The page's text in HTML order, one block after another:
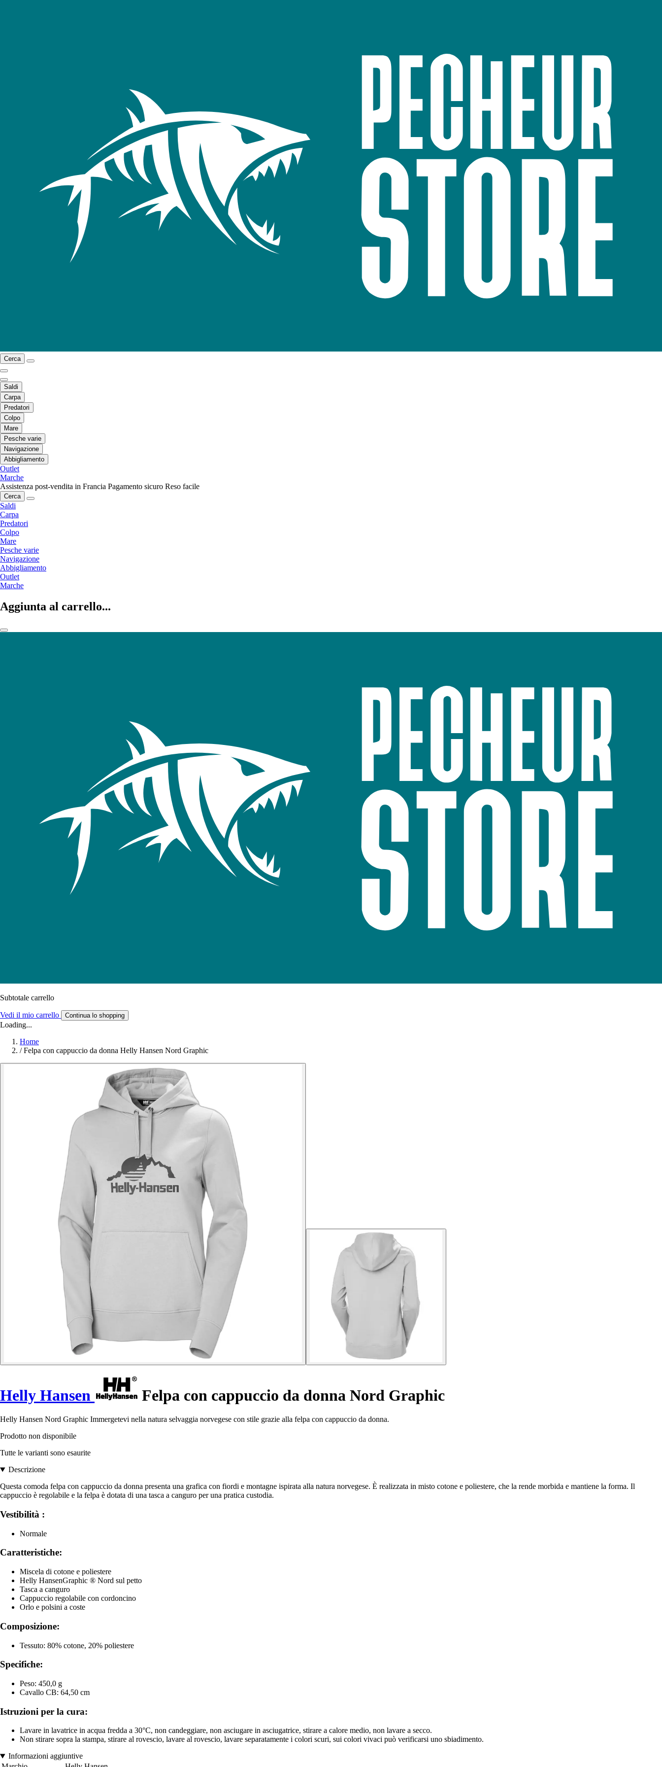
Cerca
Saldi
Carpa
Predatori
Colpo
Mare
Pesche varie
Navigazione
Abbigliamento
Outlet
Marche
Assistenza post-vendita in Francia Pagamento sicuro Reso facile
Cerca
Saldi
Carpa
Predatori
Colpo
Mare
Pesche varie
Navigazione
Abbigliamento
Outlet
Marche
Aggiunta al carrello...
Subtotale carrello
Vedi il mio carrello Continua lo shopping
Loading...
Home
/ Felpa con cappuccio da donna Helly Hansen Nord Graphic
Helly Hansen Felpa con cappuccio da donna Nord Graphic
Helly Hansen Nord Graphic Immergetevi nella natura selvaggia norvegese con stile grazie alla felpa con cappuccio da donna.
Prodotto non disponibile
Tutte le varianti sono esaurite
Descrizione
Questa comoda felpa con cappuccio da donna presenta una grafica con fiordi e montagne ispirata alla natura norvegese. È realizzata in misto cotone e poliestere, che la rende morbida e mantiene la forma. Il
cappuccio è regolabile e la felpa è dotata di una tasca a canguro per una pratica custodia.
Vestibilità :
Normale
Caratteristiche:
Miscela di cotone e poliestere
Helly HansenGraphic ® Nord sul petto
Tasca a canguro
Cappuccio regolabile con cordoncino
Orlo e polsini a coste
Composizione:
Tessuto: 80% cotone, 20% poliestere
Specifiche:
Peso: 450,0 g
Cavallo CB: 64,50 cm
Istruzioni per la cura:
Lavare in lavatrice in acqua fredda a 30°C, non candeggiare, non asciugare in asciugatrice, stirare a calore medio, non lavare a secco.
Non stirare sopra la stampa, stirare al rovescio, lavare al rovescio, lavare separatamente i colori scuri, sui colori vivaci può verificarsi uno sbiadimento.
Informazioni aggiuntive